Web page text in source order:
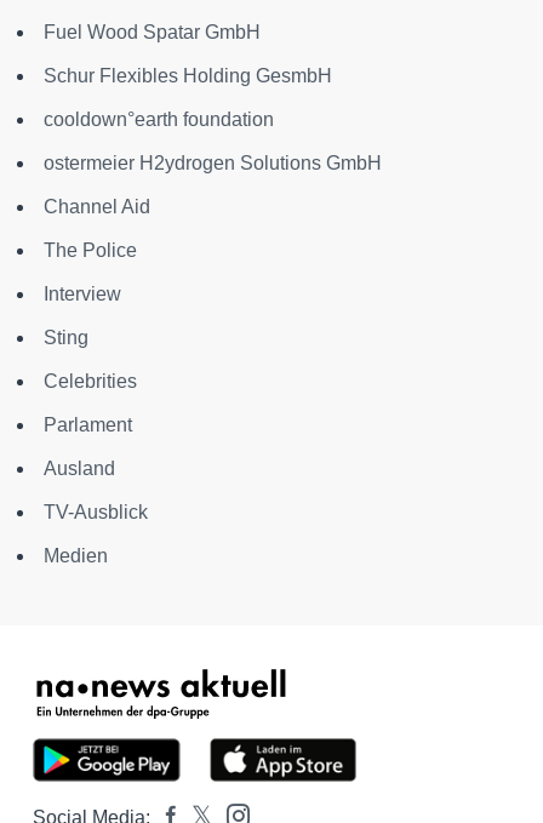
Fuel Wood Spatar GmbH
Schur Flexibles Holding GesmbH
cooldown°earth foundation
ostermeier H2ydrogen Solutions GmbH
Channel Aid
The Police
Interview
Sting
Celebrities
Parlament
Ausland
TV-Ausblick
Medien
Social Media: